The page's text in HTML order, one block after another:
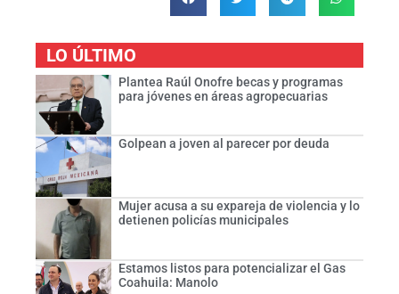
LO ÚLTIMO
Plantea Raúl Onofre becas y programas
para jóvenes en áreas agropecuarias
Golpean a joven al parecer por deuda
Mujer acusa a su expareja de violencia y lo
detienen policías municipales
Estamos listos para potencializar el Gas
Coahuila: Manolo